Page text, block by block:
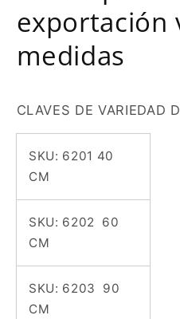
medidas
exportación
medidas
CLAVES DE VARIEDAD
SKU: 6201 40
CM
SKU: 6202 60
CM
SKU: 6203 90
CM